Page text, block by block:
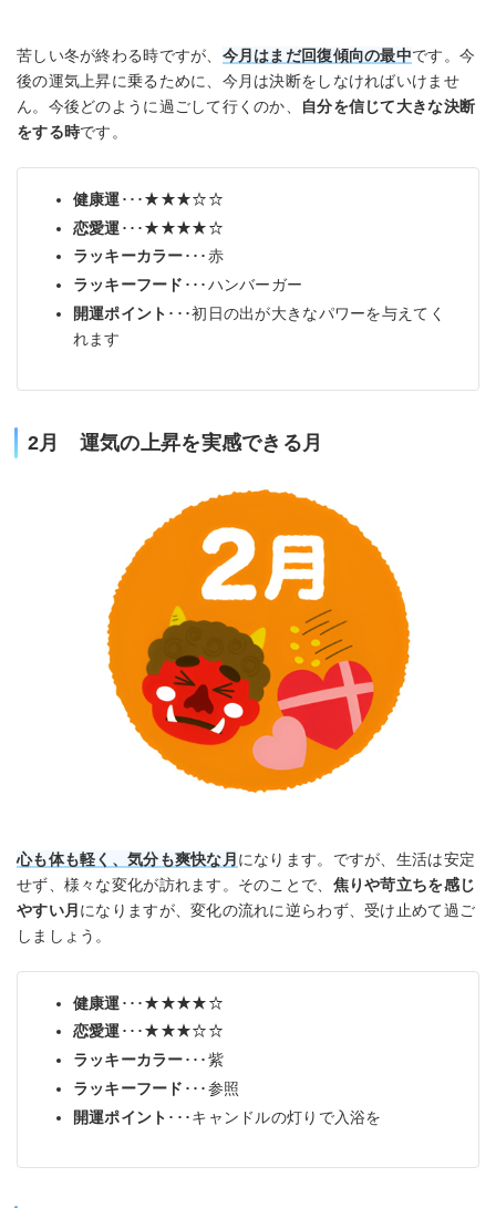
苦しい冬が終わる時ですが、 今月はまだ回復傾向の最中です。今
後の運気上昇に乗るために、今月は決断をしなければいけませ
ん。今後どのように過ごして行くのか、
自分を信じて大きな決断
をする時です。
健康運･･･★★★☆☆
恋愛運･･･★★★★☆
ラッキーカラー･･･赤
ラッキーフード ･･･ハンバーガー
開運ポイント ･･･初日の出が大きなパワーを与えてく
れます
2月 運気の上昇を実感できる月
心も体も軽く、気分も爽快な月 になります。ですが、生活は安定
せず、様々な変化が訪れます。そのことで、 焦りや苛立ちを感じ
やすい月 になりますが、変化の流れに逆らわず、受け止めて過ご
しましょう。
健康運･･･★★★★☆
恋愛運･･･★★★☆☆
ラッキーカラー･･･紫
ラッキーフード ･･･参照
開運ポイント ･･･キャンドルの灯りで入浴を